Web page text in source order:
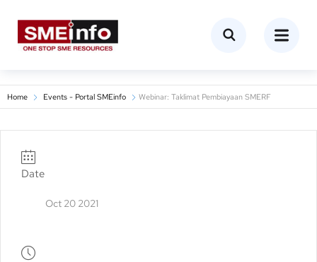
Home Events - Portal SMEinfo Webinar: Taklimat Pembiayaan SMERF
Date
Oct 20 2021